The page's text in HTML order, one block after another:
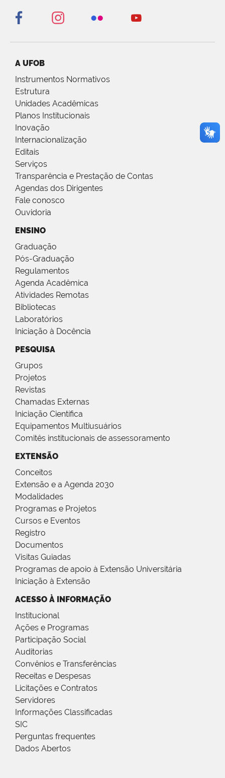
A UFOB
Instrumentos Normativos
Estrutura
Unidades Acadêmicas
Planos Institucionais
Inovação
Internacionalização
Editais
Serviços
Transparência e Prestação de Contas
Agendas dos Dirigentes
Fale conosco
Ouvidoria
ENSINO
Graduação
Pós-Graduação
Regulamentos
Agenda Acadêmica
Atividades Remotas
Bibliotecas
Laboratórios
Iniciação à Docência
PESQUISA
Grupos
Projetos
Revistas
Chamadas Externas
Iniciação Científica
Equipamentos Multiusuários
Comitês institucionais de assessoramento
EXTENSÃO
Conceitos
Extensão e a Agenda 2030
Modalidades
Programas e Projetos
Cursos e Eventos
Registro
Documentos
Visitas Guiadas
Programas de apoio à Extensão Universitária
Iniciação à Extensão
ACESSO À INFORMAÇÃO
Institucional
Ações e Programas
Participação Social
Auditorias
Convênios e Transferências
Receitas e Despesas
Licitações e Contratos
Servidores
Informações Classificadas
SIC
Perguntas frequentes
Dados Abertos